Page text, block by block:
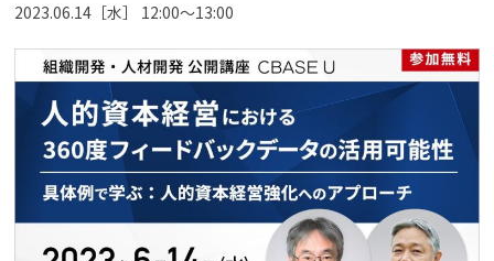
会社情報
よくある質問
資料請求(無料) お見積もり依頼
2023.06.14［水］ 12:00〜13:00